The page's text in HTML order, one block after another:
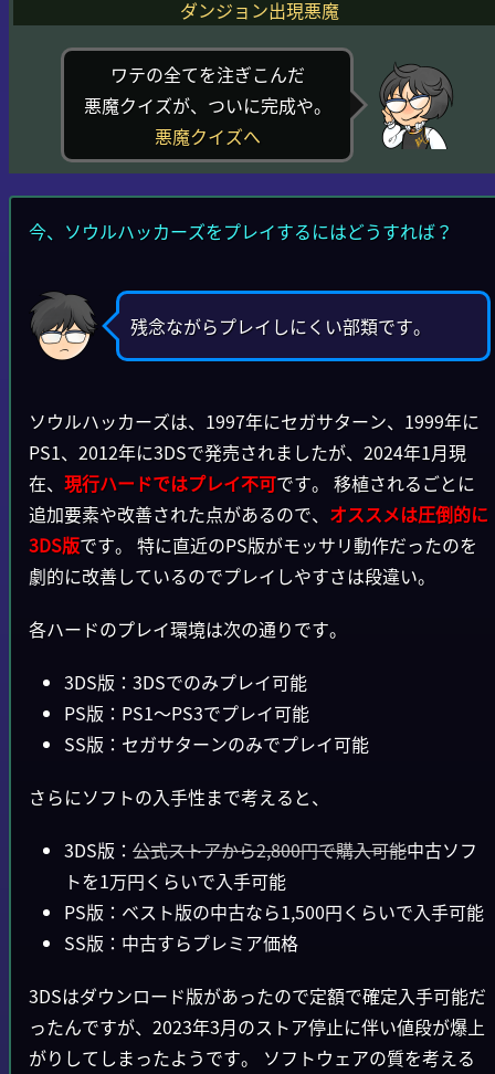
ダンジョン出現悪魔
ワテの全てを注ぎこんだ
悪魔クイズが、ついに完成や。
悪魔クイズへ
今、ソウルハッカーズをプレイするにはどうすれば？
残念ながらプレイしにくい部類です。
ソウルハッカーズは、1997年にセガサターン、1999年に
PS1、2012年に3DSで発売されましたが、2024年1月現
在、 現行ハードではプレイ不可です。 移植されるごとに
追加要素や改善された点があるので、 オススメは圧倒的に
3DS版です。 特に直近のPS版がモッサリ動作だったのを
劇的に改善しているのでプレイしやすさは段違い。
各ハードのプレイ環境は次の通りです。
3DS版：3DSでのみプレイ可能
PS版：PS1～PS3でプレイ可能
SS版：セガサターンのみでプレイ可能
さらにソフトの入手性まで考えると、
3DS版： 公式ストアから2,800円で購入可能中古ソフ
トを1万円くらいで入手可能
PS版：ベスト版の中古なら1,500円くらいで入手可能
SS版：中古すらプレミア価格
3DSはダウンロード版があったので定額で確定入手可能だ
ったんですが、2023年3月のストア停止に伴い値段が爆上
がりしてしまったようです。 ソフトウェアの質を考える